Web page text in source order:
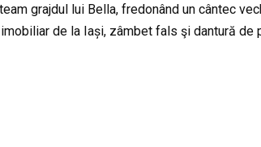
grajdul lui Bella, fredonând un cântec
de la Iași, zâmbet fals şi dantură de